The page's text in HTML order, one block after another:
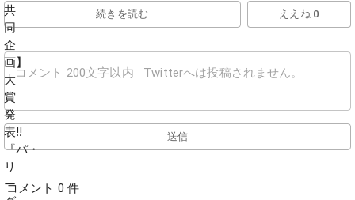
続きを読む ええね 0
送信
コメント 0 件